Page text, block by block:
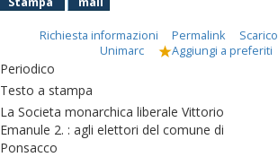
Richiesta informazioni Permalink
Scarico
Unimarc
Aggiungi a preferiti
Periodico
Testo a stampa
La Societa monarchica liberale Vittorio
Emanule 2. : agli elettori del comune di
Ponsacco